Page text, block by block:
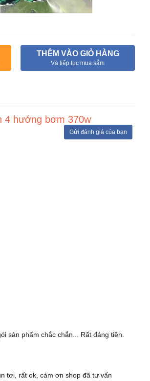
THÊM VÀO GIỎ HÀNG
Và tiếp tục mua sắm
4 hướng bơm 370w
Gửi đánh giá của bạn
sản phẩm chắc chắn... Rất đáng tiền.
tơi, rất ok, cám ơn shop đã tư vấn